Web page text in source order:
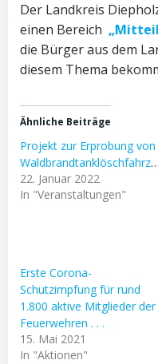
Der Landkreis
einen Bereich
die Bürger aus dem
diesem Thema
Ähnliche Beiträge
Projekt zur Erprobung von
Waldbrandtanklöschfahrzeugen
22. Januar 2022
In "Veranstaltungen"
Erste Corona-
Schutzimpfung für rund
1.800 aktive Mitglieder der
Feuerwehren . . .
15. Mai 2021
In "Aktionen"